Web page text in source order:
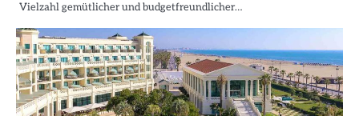
Vielzahl gemütlicher und budgetfreundlicher…